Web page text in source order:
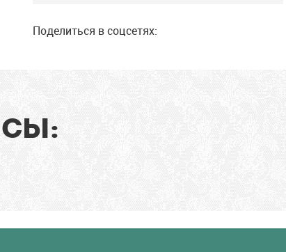
Поделиться в соцсетях: